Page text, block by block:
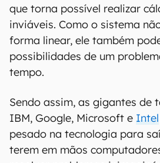
que torna possível realizar
inviáveis. Como o sistema
forma linear, ele também
possibilidades de um
tempo.
Sendo assim, as gigantes de
IBM, Google, Microsoft e Intel
pesado na tecnologia para
terem em mãos